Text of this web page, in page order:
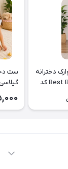
دخترانه
گربه طرح Best Buddies کد
ست